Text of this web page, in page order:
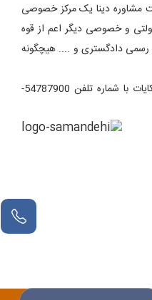
سایت مشاوره دینا یک مرکز خصوصی
و خصوصی دیگر اعم از قوه
رسمی دادگستری و .... هیچگونه
جهت ارئه انتقادات، پیشنهادات و شکایات با شماره تلفن 54787900-